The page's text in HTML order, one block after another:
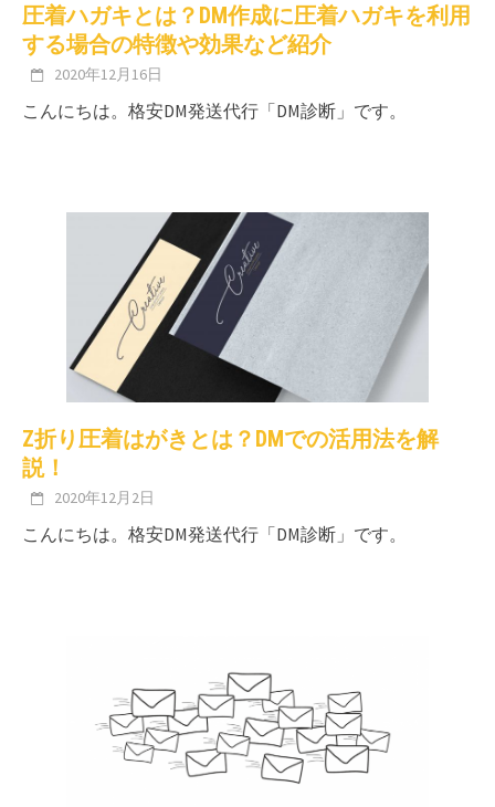
圧着ハガキとは？DM作成に圧着ハガキを利用
する場合の特徴や効果など紹介
2020年12月16日
こんにちは。格安DM発送代行「DM診断」です。
Z折り圧着はがきとは？DMでの活用法を解
説！
2020年12月2日
こんにちは。格安DM発送代行「DM診断」です。